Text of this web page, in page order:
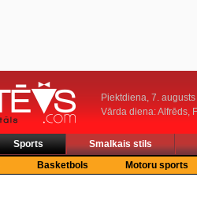
Piektdiena, 7. augusts
Vārda diena: Alfrēds,
Sports
Smalkais stils
Basketbols Motoru sports